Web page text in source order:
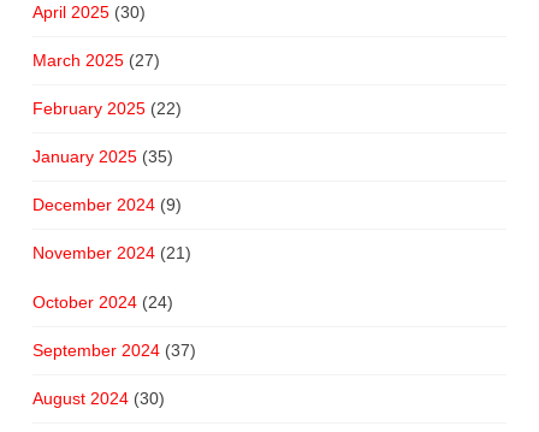
April 2025(30)
March 2025(27)
February 2025(22)
January 2025(35)
December 2024(9)
November 2024(21)
October 2024(24)
September 2024(37)
August 2024(30)